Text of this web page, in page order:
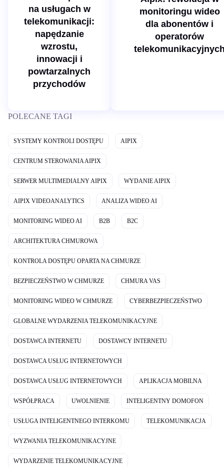
w
ana usługach w
telekomunikacji:
napędzanie
wzrostu,
innowacji i
powtarzalnych
przychodów
monitoringu wideo
dla abonentów i
operatorów
POLECANE TAGI
SYSTEMY KONTROLI DOSTĘPU AIPIX
CENTRUM STEROWANIA AIPIX
SERWER MULTIMEDIALNY AIPIX WYDANIE AIPIX
AIPIX VIDEOANALYTICS ANALIZA WIDEO AI
MONITORING WIDEO AI B2B B2C
ARCHITEKTURA CHMUROWA
KONTROLA DOSTĘPU OPARTA NA CHMURZE
BEZPIECZEŃSTWO W CHMURZE CHMURA VAS
MONITORING WIDEO W CHMURZE CYBERBEZPIECZEŃSTWO
GLOBALNE WYDARZENIA TELEKOMUNIKACYJNE
DOSTAWCA INTERNETU DOSTAWCY INTERNETU
DOSTAWCA USŁUG INTERNETOWYCH
DOSTAWCA USŁUG INTERNETOWYCH APLIKACJA MOBILNA
WSPÓŁPRACA UWOLNIENIE INTELIGENTNY DOMOFON
USŁUGA INTELIGENTNEGO INTERKOMU TELEKOMUNIKACJA
WYZWANIA TELEKOMUNIKACYJNE
WYDARZENIE TELEKOMUNIKACYJNE